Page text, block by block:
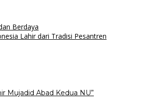
Berdaya
Lahir dari Tradisi Pesantren
Mujadid Abad Kedua NU”